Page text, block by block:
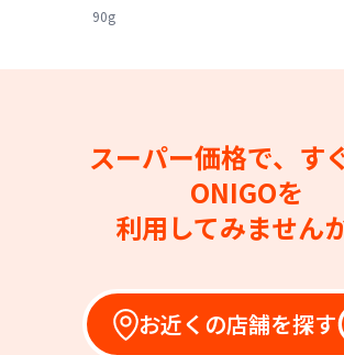
90g
スーパー価格で、す
ONIGOを
利用してみません
お近くの店舗を探す